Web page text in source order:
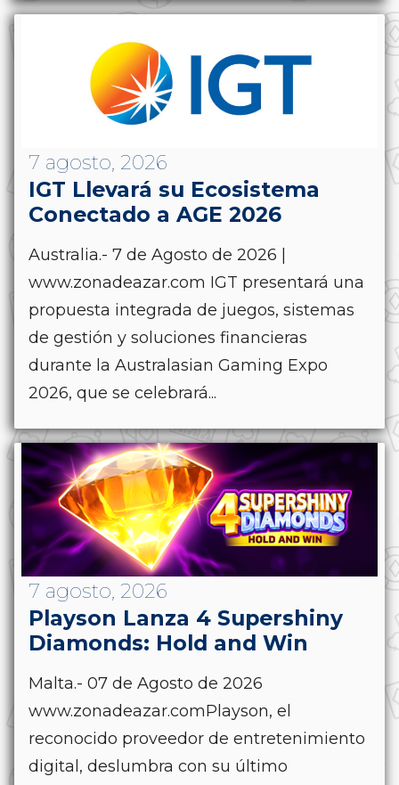
7 agosto, 2026
IGT Llevará su Ecosistema
Conectado a AGE 2026
Australia.- 7 de Agosto de 2026 |
www.zonadeazar.com IGT presentará una
propuesta integrada de juegos, sistemas
de gestión y soluciones financieras
durante la Australasian Gaming Expo
2026, que se celebrará...
7 agosto, 2026
Playson Lanza 4 Supershiny
Diamonds: Hold and Win
Malta.- 07 de Agosto de 2026
www.zonadeazar.comPlayson, el
reconocido proveedor de entretenimiento
digital, deslumbra con su último